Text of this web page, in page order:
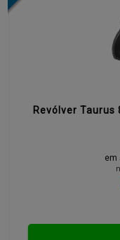
Revólver Taurus
em